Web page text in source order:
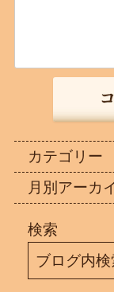
カテゴリー
月別アーカ
検索